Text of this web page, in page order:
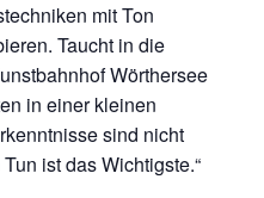
mit Ton
Taucht in die
Wörthersee
in einer kleinen
sind nicht
ist das Wichtigste.“